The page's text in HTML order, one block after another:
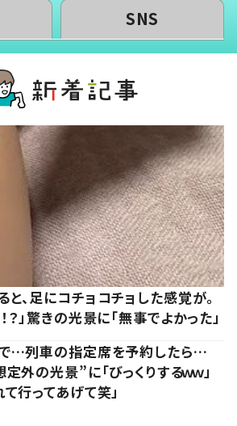
SNS
、足にコチョコチョした感覚が。
？」驚きの光景に「無事でよかった」
…列車の指定席を予約したら…
外の光景”に「びっくりするｗｗ」
て行ってあげて笑」